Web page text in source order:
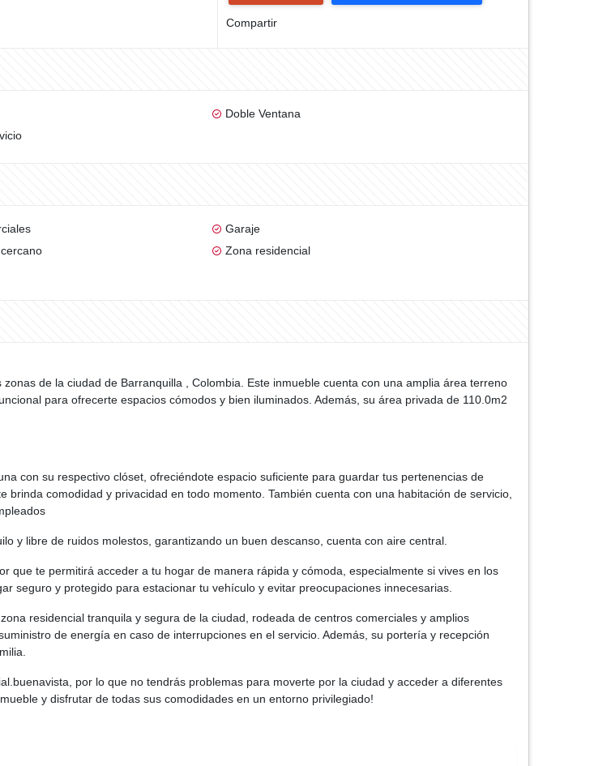
Compartir
Doble Ventana
Garaje
Zona residencial
de la ciudad de Barranquilla , Colombia. Este inmueble cuenta con una amplia área terreno
para ofrecerte espacios cómodos y bien iluminados. Además, su área privada de 110.0m2
con su respectivo clóset, ofreciéndote espacio suficiente para guardar tus pertenencias de
comodidad y privacidad en todo momento. También cuenta con una habitación de servicio,
y libre de ruidos molestos, garantizando un buen descanso, cuenta con aire central.
que te permitirá acceder a tu hogar de manera rápida y cómoda, especialmente si vives en los
seguro y protegido para estacionar tu vehículo y evitar preocupaciones innecesarias.
residencial tranquila y segura de la ciudad, rodeada de centros comerciales y amplios
de energía en caso de interrupciones en el servicio. Además, su portería y recepción
por lo que no tendrás problemas para moverte por la ciudad y acceder a diferentes
y disfrutar de todas sus comodidades en un entorno privilegiado!